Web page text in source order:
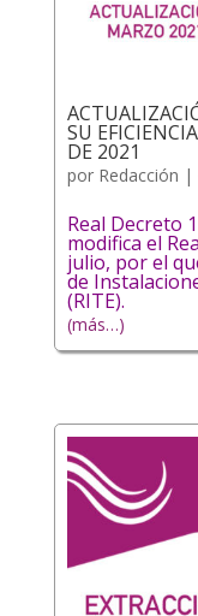
SU
DE 2021
por Redacción |
Real Decreto
modifica el
julio, por el
de
(RITE).
(más…)